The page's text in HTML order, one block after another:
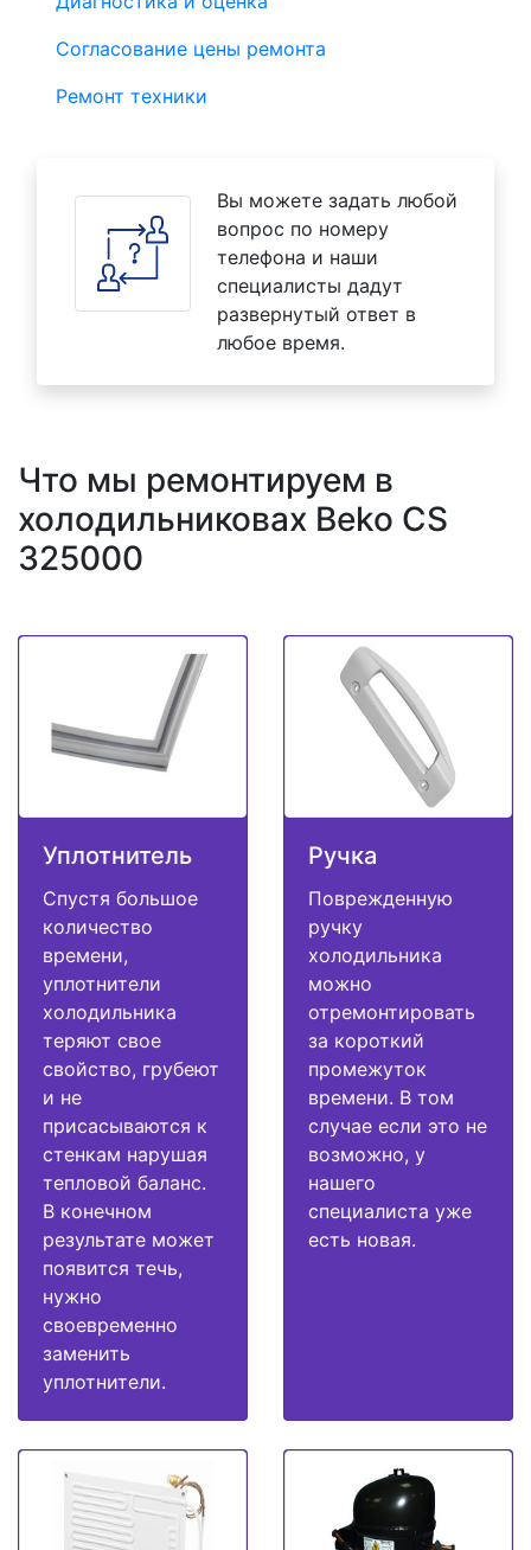
Согласование цены ремонта
Ремонт техники
Вы можете задать любой
вопрос по номеру
телефона и наши
специалисты дадут
развернутый ответ в
любое время.
Что мы ремонтируем в
холодильниковах Beko CS
325000
Уплотнитель
Спустя большое
количество
времени,
уплотнители
холодильника
теряют свое
свойство, грубеют
и не
присасываются к
стенкам нарушая
тепловой баланс.
В конечном
результате может
появится течь,
нужно
своевременно
заменить
уплотнители.
Ручка
Поврежденную
ручку
холодильника
можно
отремонтировать
за короткий
промежуток
времени. В том
случае если это не
возможно, у
нашего
специалиста уже
есть новая.